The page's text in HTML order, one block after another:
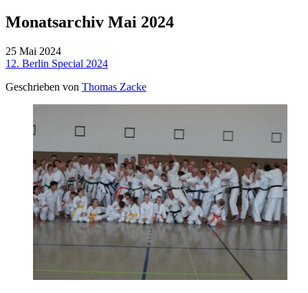
Monatsarchiv Mai 2024
25 Mai 2024
12. Berlin Special 2024
Geschrieben von Thomas Zacke